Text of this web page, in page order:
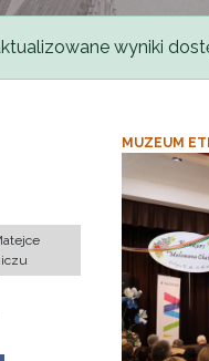
wyniki
MUZEUM